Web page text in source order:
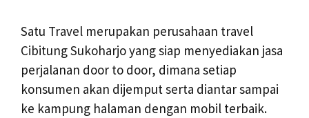
Satu Travel merupakan perusahaan travel
Cibitung Sukoharjo yang siap menyediakan jasa
perjalanan door to door, dimana setiap
konsumen akan dijemput serta diantar sampai
ke kampung halaman dengan mobil terbaik.